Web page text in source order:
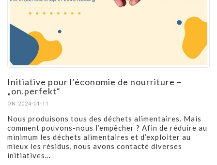
Initiative pour l’économie de nourriture –
„on.perfekt“
ON 2024-01-11
Nous produisons tous des déchets alimentaires. Mais
comment pouvons-nous l’empêcher ? Afin de réduire au
minimum les déchets alimentaires et d’exploiter au
mieux les résidus, nous avons contacté diverses
initiatives…